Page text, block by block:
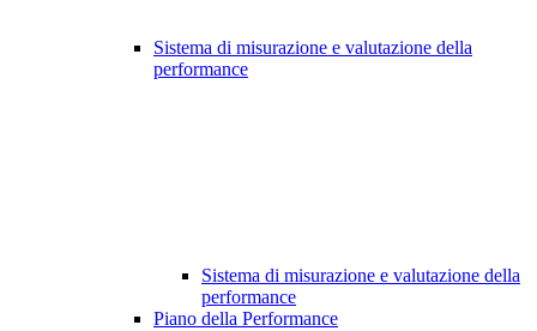
Sistema di misurazione e valutazione della
performance
Sistema di misurazione e valutazione della
performance
Piano della Performance